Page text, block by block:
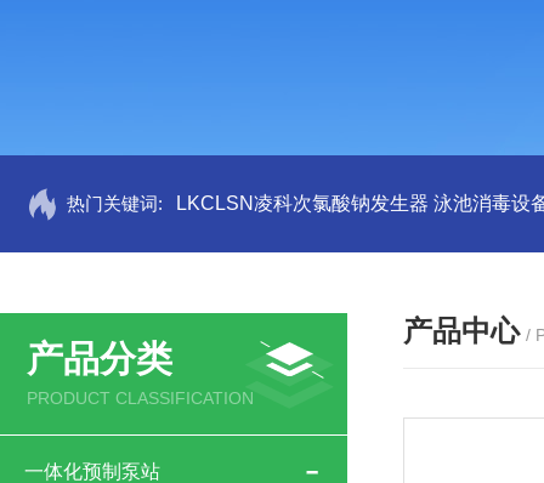
热门关键词: LKCLSN凌科次氯酸钠发生器 泳池消毒设
产品分类
PRODUCT CLASSIFICATION
一体化预制泵站
产品中心 /